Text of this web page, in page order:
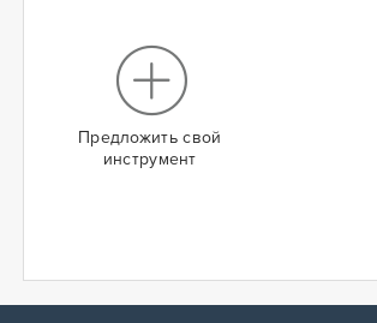
Предложить свой
инструмент